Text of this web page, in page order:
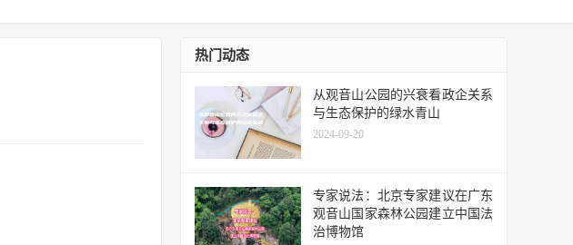
热门动态
从观音山公园的兴衰看政企关系
与生态保护的绿水青山
2024-09-20
专家说法：北京专家建议在广东
观音山国家森林公园建立中国法
治博物馆